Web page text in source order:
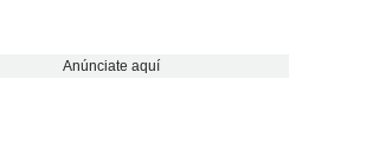
Anúnciate aquí